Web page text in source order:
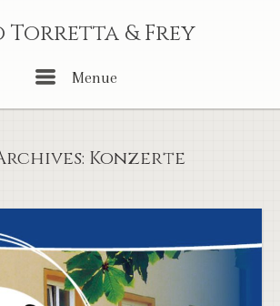
Torretta & Frey
Menue
Konzerte